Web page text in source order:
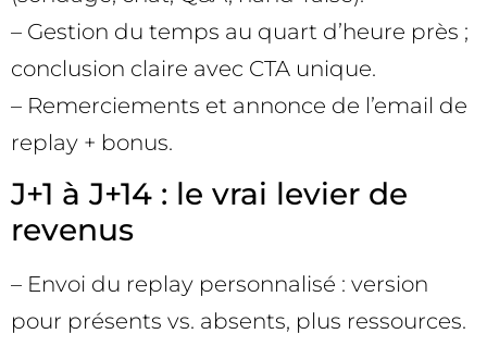
– Gestion du temps au quart d’heure près ;
conclusion claire avec CTA unique.
– Remerciements et annonce de l’email de
replay + bonus.
J+1 à J+14 : le vrai levier de
revenus
– Envoi du replay personnalisé : version
pour présents vs. absents, plus ressources.